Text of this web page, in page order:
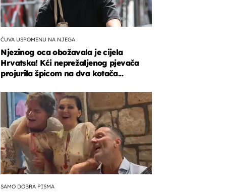
ČUVA USPOMENU NA NJEGA
Njezinog oca obožavala je cijela
Hrvatska! Kći neprežaljenog pjevača
projurila špicom na dva kotača...
SAMO DOBRA PISMA